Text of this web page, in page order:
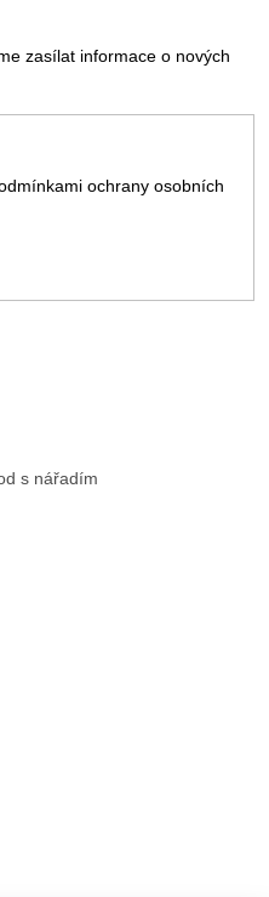
zasílat informace o nových
ochrany osobních
s nářadím